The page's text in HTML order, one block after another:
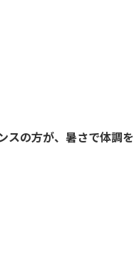
スの方が、暑さで体調を